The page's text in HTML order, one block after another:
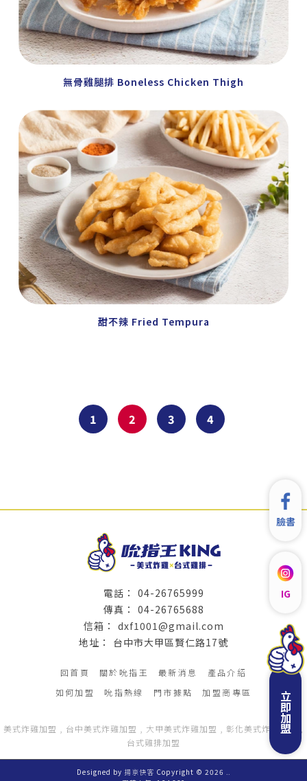
無骨雞腿排 Boneless Chicken Thigh
甜不辣 Fried Tempura
1 2 3 4
04-26765999
04-26765688
dxf1001@gmail.com
台中市大甲區賢仁路17號
回首頁 關於吮指王 最新消息
產品介紹
如何加盟
吮指熱線 門市據點 加盟商專區
臉書
IG
立即加盟
美式炸雞加盟 台中美式炸雞加盟 大甲美式炸雞加盟
彰化美式炸雞加盟
台式雞排加盟
Designed by 揚京快客 Copyright © 2026